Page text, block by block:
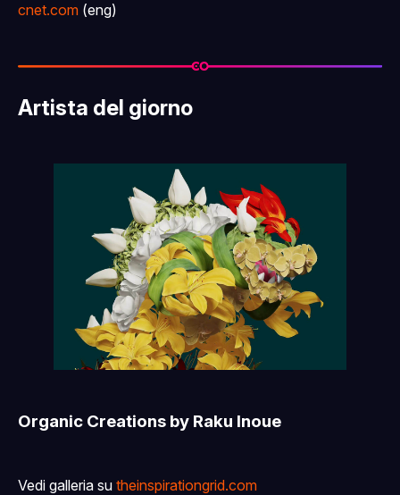
cnet.com (eng)
Artista del giorno
Organic Creations by Raku Inoue
Vedi galleria su theinspirationgrid.com